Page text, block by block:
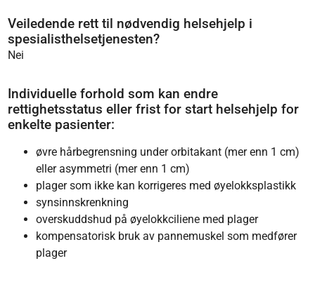
Veiledende rett til nødvendig helsehjelp i
spesialisthelsetjenesten?
Nei
Individuelle forhold som kan endre
rettighetsstatus eller frist for start helsehjelp for
enkelte pasienter:
øvre hårbegrensning under orbitakant (mer enn 1 cm)
eller asymmetri (mer enn 1 cm)
plager som ikke kan korrigeres med øyelokksplastikk
synsinnskrenkning
overskuddshud på øyelokkciliene med plager
kompensatorisk bruk av pannemuskel som medfører
plager